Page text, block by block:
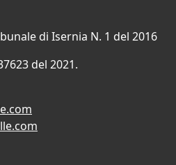
di Isernia N. 1 del 2016
del 2021.